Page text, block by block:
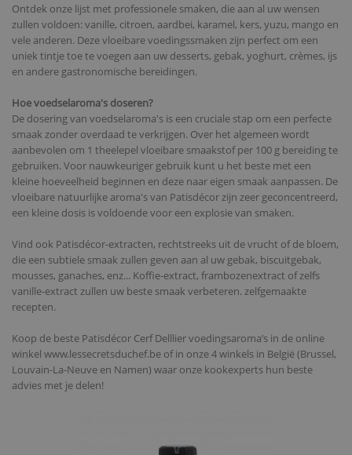
Ontdek onze lijst met professionele smaken, die aan al uw wensen
zullen voldoen: vanille, citroen, aardbei, karamel, kers, yuzu, mango en
vele anderen. Deze vloeibare voedingssmaken zijn perfect om een
uniek tintje toe te voegen aan uw desserts, gebak, yoghurt, crèmes, ijs
en andere gastronomische bereidingen.
Hoe voedselaroma's doseren?
De dosering van voedselaroma's is een cruciale stap om een perfecte
smaak zonder overdaad te verkrijgen. Over het algemeen wordt
aanbevolen om 1 theelepel vloeibare smaakstof per 100 g bereiding te
gebruiken. Voor nauwkeuriger gebruik kunt u het beste met een
kleine hoeveelheid beginnen en deze naar eigen smaak aanpassen. De
vloeibare natuurlijke aroma's van Patisdécor zijn zeer geconcentreerd,
een kleine dosis is voldoende voor een explosie van smaken.
Vind ook Patisdécor-extracten, rechtstreeks uit de vrucht of de bloem,
die een subtiele smaak zullen geven aan al uw gebak, biscuitgebak,
mousses, ganaches, enz... Koffie-extract, frambozenextract of zelfs
vanille-extract zullen uw beste smaak verbeteren. zelfgemaakte
recepten.
Koop de beste Patisdécor Cerf Delllier voedingsaroma’s in de online
winkel www.lessecretsduchef.be of in onze 4 winkels in België (Brussel,
Louvain-La-Neuve en Namen) waar onze kookexperts hun beste
advies met je delen!